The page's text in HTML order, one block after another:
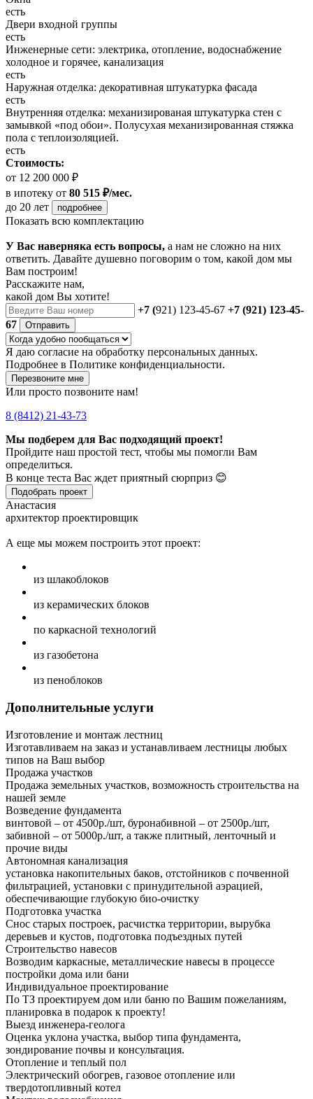
есть
Двери входной группы
есть
Инженерные сети: электрика, отопление, водоснабжение
холодное и горячее, канализация
есть
Наружная отделка: декоративная штукатурка фасада
есть
Внутренняя отделка: механизированая штукатурка стен с
замывкой «под обои». Полусухая механизированная стяжка
пола с теплоизоляцией.
есть
Стоимость:
от 12 200 000 ₽
в ипотеку от 80 515 ₽/мес.
до 20 лет
подробнее
Показать всю комплектацию
У Вас наверняка есть вопросы, а нам не сложно на них
ответить. Давайте душевно поговорим о том, какой дом мы
Вам построим!
Расскажите нам,
какой дом Вы хотите!
+7 (921) 123-45-67 +7 (921) 123-45-
67
Отправить
Я даю согласие на обработку персональных данных.
Подробнее в Политике конфиденциальности.
Перезвоните мне
Или просто позвоните нам!
8 (8412) 21-43-73
Мы подберем для Вас подходящий проект!
Пройдите наш простой тест, чтобы мы помогли Вам
определиться.
В конце теста Вас ждет приятный сюрприз 😊
Подобрать проект
Анастасия
архитектор проектировщик
А еще мы можем построить этот проект:
из шлакоблоков
из керамических блоков
по каркасной технологий
из газобетона
из пеноблоков
Дополнительные услуги
Изготовление и монтаж лестниц
Изготавливаем на заказ и устанавливаем лестницы любых
типов на Ваш выбор
Продажа участков
Продажа земельных участков, возможность строительства на
нашей земле
Возведение фундамента
винтовой – от 4500р./шт, буронабивной – от 2500р./шт,
забивной – от 5000р./шт, а также плитный, ленточный и
прочие виды
Автономная канализация
установка накопительных баков, отстойников с почвенной
фильтрацией, установки с принудительной аэрацией,
обеспечивающие глубокую био-очистку
Подготовка участка
Снос старых построек, расчистка территории, вырубка
деревьев и кустов, подготовка подъездных путей
Строительство навесов
Возводим каркасные, металлические навесы в процессе
постройки дома или бани
Индивидуальное проектирование
По ТЗ проектируем дом или баню по Вашим пожеланиям,
планировка в подарок к проекту!
Выезд инженера-геолога
Оценка уклона участка, выбор типа фундамента,
зондирование почвы и консультация.
Отопление и теплый пол
Электрический обогрев, газовое отопление или
твердотопливный котел